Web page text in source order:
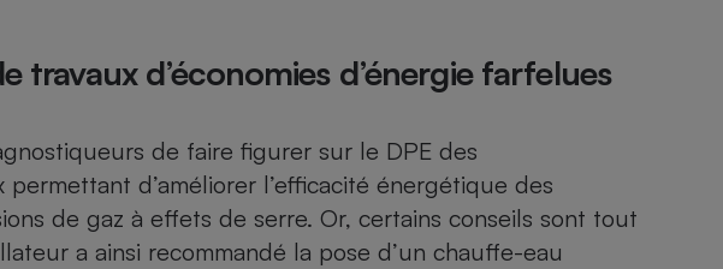
travaux d’économies d’énergie farfelues
de faire figurer sur le DPE des
d’améliorer l’efficacité énergétique des
de gaz à effets de serre. Or, certains conseils sont tout
a ainsi recommandé la pose d’un chauffe-eau
Plaque de cuisson à
induction
Four encastrable
Téléphone mobile -
Smartphone
Appareil photo
numérique
électrique Électricité - Gaz